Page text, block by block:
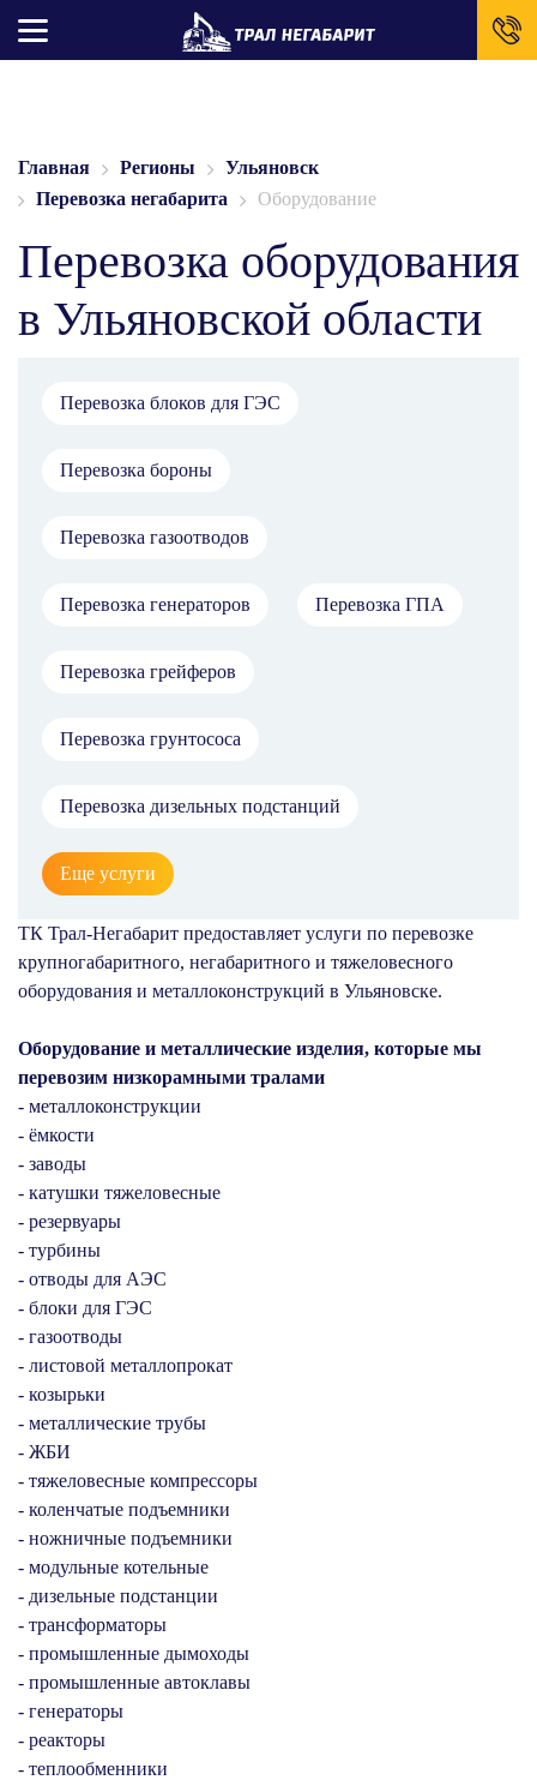
Главная Регионы
Ульяновск
Перевозка негабарита
Оборудование
Перевозка оборудования
в Ульяновской области
Перевозка блоков для ГЭС
Перевозка бороны
Перевозка газоотводов
Перевозка генераторов Перевозка ГПА
Перевозка грейферов
Перевозка грунтососа
Перевозка дизельных подстанций
Еще услуги
ТК Трал-Негабарит предоставляет услуги по перевозке
крупногабаритного, негабаритного и тяжеловесного
оборудования и металлоконструкций в Ульяновске.
Оборудование и металлические изделия, которые мы
перевозим низкорамными тралами
- металлоконструкции
- ёмкости
- заводы
- катушки тяжеловесные
- резервуары
- турбины
- отводы для АЭС
- блоки для ГЭС
- газоотводы
- листовой металлопрокат
- козырьки
- металлические трубы
- ЖБИ
- тяжеловесные компрессоры
- коленчатые подъемники
- ножничные подъемники
- модульные котельные
- дизельные подстанции
- трансформаторы
- промышленные дымоходы
- промышленные автоклавы
- генераторы
- реакторы
- теплообменники